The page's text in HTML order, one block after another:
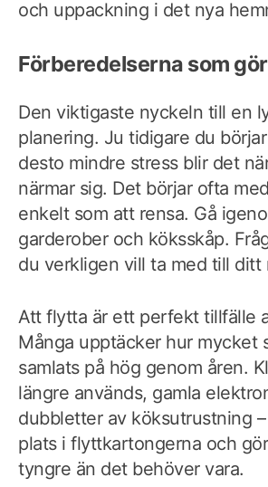
och uppackning i det nya
Förberedelserna som
Den viktigaste nyckeln till en
planering. Ju tidigare du
desto mindre stress blir det
närmar sig. Det börjar ofta
enkelt som att rensa. Gå
garderober och köksskåp.
du verkligen vill ta med till ditt
Att flytta är ett perfekt tillfälle
Många upptäcker hur mycket
samlats på hög genom åren.
längre används, gamla
dubbletter av köksutrustning
plats i flyttkartongerna och
tyngre än det behöver vara.